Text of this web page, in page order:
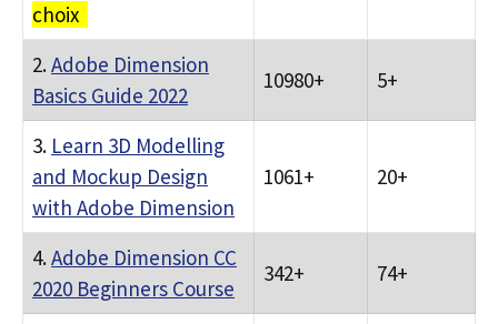
choix
2.Adobe Dimension
Basics Guide 2022
10980+ 5+
3. Learn 3D Modelling
and Mockup Design
with Adobe Dimension
1061+ 20+
4.Adobe Dimension CC
2020 Beginners Course
342+ 74+